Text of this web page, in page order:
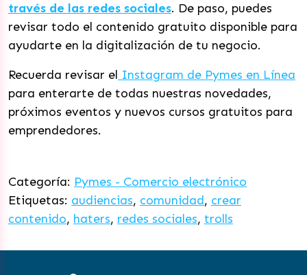
través de las redes sociales. De paso, puedes
revisar todo el contenido gratuito disponible para
ayudarte en la digitalización de tu negocio.
Recuerda revisar el Instagram de Pymes en Línea
para enterarte de todas nuestras novedades,
próximos eventos y nuevos cursos gratuitos para
emprendedores.
Categoría: Pymes - Comercio electrónico
Etiquetas: audiencias, comunidad, crear
contenido, haters, redes sociales, trolls